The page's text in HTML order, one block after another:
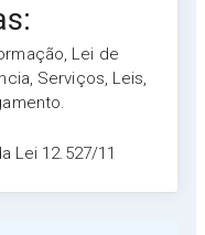
Lei de
Serviços, Leis,
Lei 12.527/11